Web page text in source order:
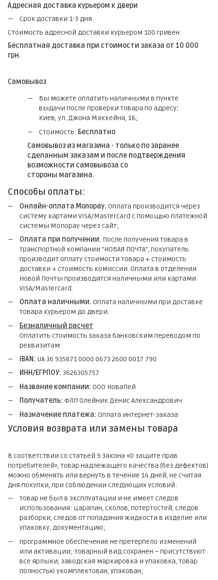
Адресная доставка курьером к двери
Срок доставки 1-3 дня
Стоимость адресной доставки курьером 100 гривен.
Бесплатная доставка при стоимости заказа от 10 000
грн.
Самовывоз
Вы можете оплатить наличными в пункте
выдачи после проверки товара по адресу:
Киев, ул. Джона Маккейна, 1Б;
Стоимость: Бесплатно
Самовывоз из магазина - только по заранее
сделанным заказам и после подтверждения
возможности самовывоза со
стороны магазина.
Способы оплаты:
Онлайн-оплата Monopay. Оплата производится через
систему картами VISA/Mastercard с помощью платежной
системы Monopay через сайт;
Оплата при получении. После получения товара в
транспортной компании "НОВАЯ ПОЧТА", покупатель
производит оплату стоимости товара + стоимость
доставки + стоимость комиссии. Оплата в отделении
Новой Почты производится наличными или картами
VISA/Mastercard.
Оплата наличными. Оплата наличными при доставке
товара курьером до двери.
Безналичный расчет
Оплатить стоимость заказа банковским переводом по
реквизитам:
IBAN: UA 36 935871 0000 0673 2600 0017 790
ИНН/ЕГРПОУ: 3626305757
Название компании: ООО НоваПей
Получатель: ФЛП Олейник Денис Александрович
Назначение платежа: Оплата интернет-заказа
Условия возврата или замены товара
В соответствии со статьей 9 Закона «О защите прав
потребителей», товар надлежащего качества (без дефектов)
можно обменять или вернуть в течение 14 дней, не считая
дня покупки, при соблюдении следующих условий:
товар не был в эксплуатации и не имеет следов
использования: царапин, сколов, потертостей, следов
разборки, следов от попадания жидкости в изделие или
упаковку, документацию;
программное обеспечение не претерпело изменений
или активации; товарный вид сохранен – присутствуют
все ярлыки, заводская маркировка и упаковка, товар
полностью укомплектован, упакован;